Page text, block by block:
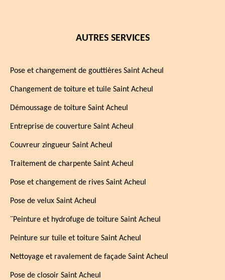
AUTRES SERVICES
Pose et changement de gouttières Saint Acheul
Changement de toiture et tuile Saint Acheul
Démoussage de toiture Saint Acheul
Entreprise de couverture Saint Acheul
Couvreur zingueur Saint Acheul
Traitement de charpente Saint Acheul
Pose et changement de rives Saint Acheul
Pose de velux Saint Acheul
¨Peinture et hydrofuge de toiture Saint Acheul
Peinture sur tuile et toiture Saint Acheul
Nettoyage et ravalement de façade Saint Acheul
Pose de closoir Saint Acheul